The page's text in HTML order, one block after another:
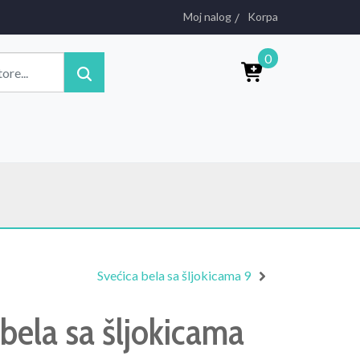
Moj nalog Korpa
0
Svećica bela sa šljokicama 9
sa šljokicama